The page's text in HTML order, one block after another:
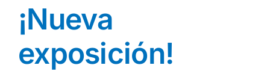
¡Nueva
exposición!